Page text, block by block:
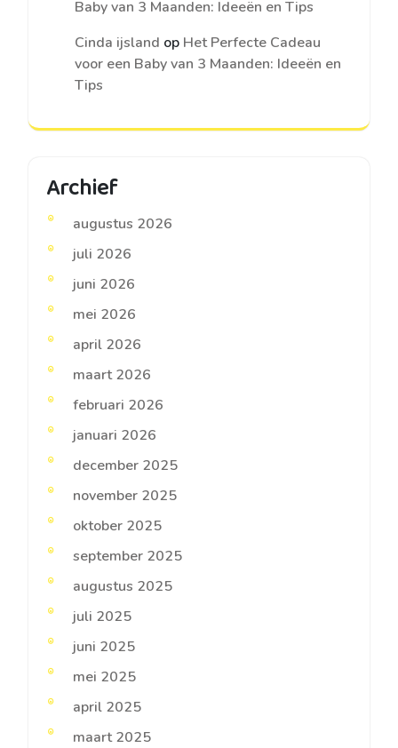
Baby van 3 Maanden: Ideeën en Tips
Cinda ijsland op Het Perfecte Cadeau
voor een Baby van 3 Maanden: Ideeën en
Tips
Archief
augustus 2026
juli 2026
juni 2026
mei 2026
april 2026
maart 2026
februari 2026
januari 2026
december 2025
november 2025
oktober 2025
september 2025
augustus 2025
juli 2025
juni 2025
mei 2025
april 2025
maart 2025